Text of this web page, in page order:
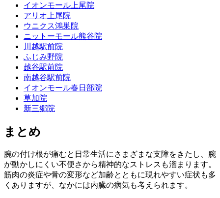
イオンモール上尾院
アリオ上尾院
ウニクス鴻巣院
ニットーモール熊谷院
川越駅前院
ふじみ野院
越谷駅前院
南越谷駅前院
イオンモール春日部院
草加院
新三郷院
まとめ
腕の付け根が痛むと日常生活にさまざまな支障をきたし、腕
が動かしにくい不便さから精神的なストレスも溜まります。
筋肉の炎症や骨の変形など加齢とともに現れやすい症状も多
くありますが、なかには内臓の病気も考えられます。